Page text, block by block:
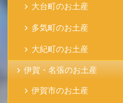
大台町のお土産
多気町のお土産
大紀町のお土産
伊賀・名張のお土産
伊賀市のお土産